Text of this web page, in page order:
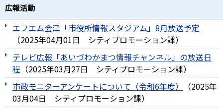
広報活動
エフエム会津「市役所情報スタジアム」8月放送予定
（2025年04月01日 シティプロモーション課）
テレビ広報「あいづわかまつ情報チャンネル」の放送日
程 （2025年03月27日 シティプロモーション課）
市政モニターアンケートについて（令和6年度）
（2025年
03月04日
シティプロモーション課）